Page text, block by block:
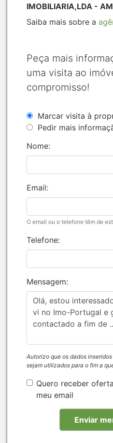
IMOBILIARIA,LDA -
Saiba mais sobre a
Peça mais
uma visita ao
compromisso!
Marcar visita à
Pedir mais
Nome:
Email:
O email ou o telefone têm de
Telefone:
Mensagem:
Autorizo que os dados
sejam utilizados para o fim a
Quero receber
meu email